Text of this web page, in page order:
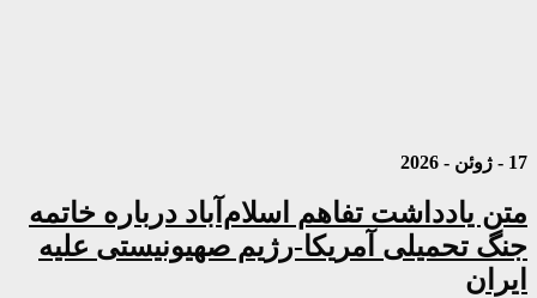
17 - ژوئن - 2026
متن یادداشت تفاهم اسلام‌آباد درباره خاتمه
جنگ تحمیلی آمریکا-رژیم صهیونیستی علیه
ایران